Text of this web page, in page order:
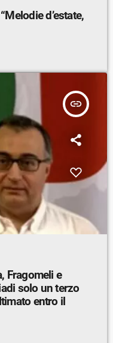
d’estate,
insert_link
Fragomeli e
solo un terzo
entro il